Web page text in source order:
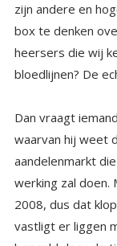
bloedlijnen? De
Dan vraagt
waarvan hij weet
aandelenmarkt
werking zal doen.
2008, dus dat
vastligt er liggen
bepaald door de
ook dat
partij en die wint